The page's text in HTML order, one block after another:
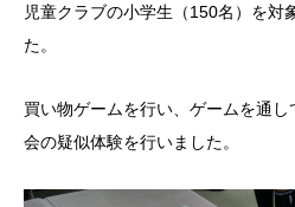
児童クラブの小学生（150名）を対
た。
買い物ゲームを行い、ゲームを通
会の疑似体験を行いました。